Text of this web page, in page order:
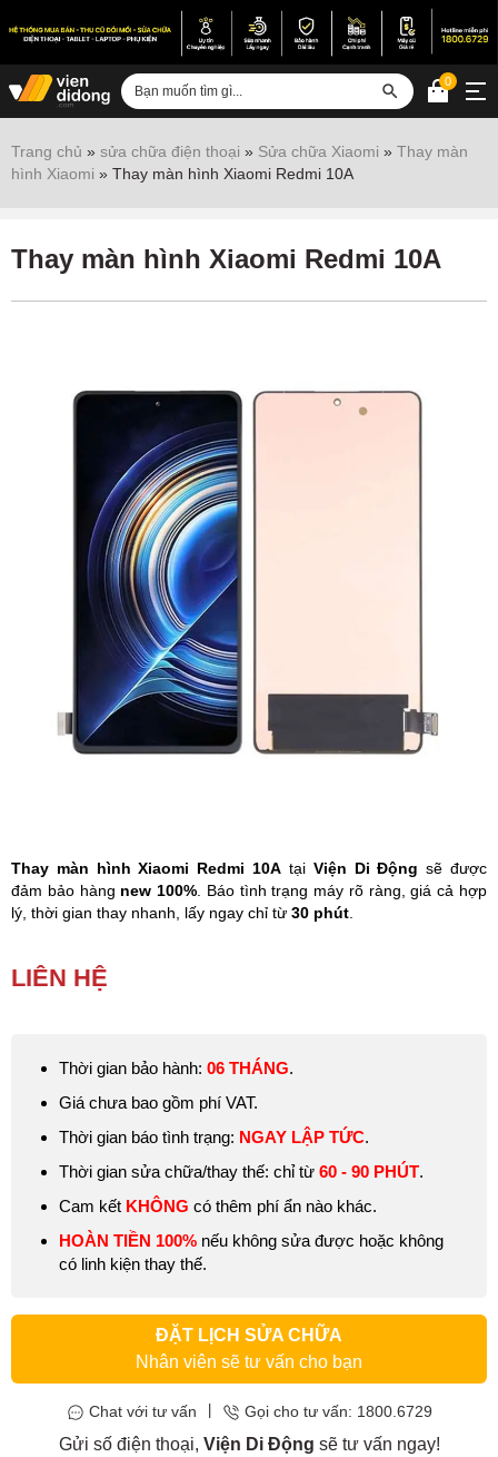
Sửa iPhone
Sửa Vertu
Sửa Laptop
Sửa chữa thiết bị khác
1800.6729(miễn phí)
(Giờ làm việc: 08h00 - 21h00)
Giới thiệu
Viện Di Động
0
Trang chủ » sửa chữa điện thoại » Sửa chữa Xiaomi » Thay màn
hình Xiaomi » Thay màn hình Xiaomi Redmi 10A
Thay màn hình Xiaomi Redmi 10A
Thay màn hình Xiaomi Redmi 10A tại Viện Di Động sẽ được
đảm bảo hàng new 100% . Báo tình trạng máy rõ ràng, giá cả hợp
lý, thời gian thay nhanh, lấy ngay chỉ từ 30 phút
hình bị sọc, đốm loang màu,… Đó là dấu hiệu bạn cần phải
màn hình Xiaomi Redmi 10A
LIÊN HỆ
Thời gian bảo hành: 06 THÁNG.
Giá chưa bao gồm phí VAT.
Thời gian báo tình trạng: NGAY LẬP TỨC.
Thời gian sửa chữa/thay thế: chỉ từ 60 - 90 PHÚT.
Cam kết KHÔNG có thêm phí ẩn nào khác.
HOÀN TIỀN 100% nếu không sửa được hoặc không
có linh kiện thay thế.
ĐẶT LỊCH SỬA CHỮA
Nhân viên sẽ tư vấn cho bạn
Chat với tư vấn Gọi cho tư vấn: 1800.6729
Gửi số điện thoại, Viện Di Động sẽ tư vấn ngay!